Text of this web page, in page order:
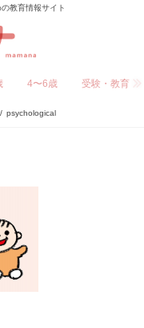
教育情報サイト
4〜6歳 受験・教育
psychological